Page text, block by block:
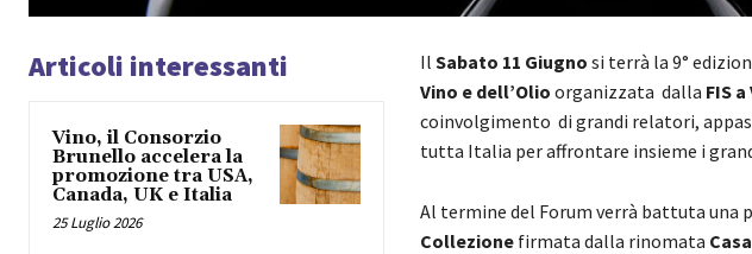
Articoli interessanti
Vino, il Consorzio
Brunello accelera la
promozione tra USA,
Canada, UK e Italia
25 Luglio 2026
Il Sabato 11 Giugno si terrà la 9°
Vino e dell’Olio organizzata dalla FIS
coinvolgimento di grandi relatori,
tutta Italia per affrontare insieme i
Al termine del Forum verrà battuta una
Collezionefirmata dalla rinomata